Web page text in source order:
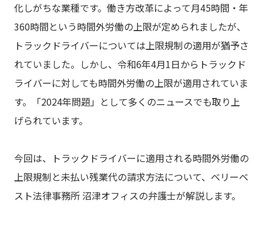
化しがちな業種です。働き方改革によって月45時間・年
360時間という時間外労働の上限が定められましたが、
トラックドライバーについては上限規制の適用が猶予さ
れていました。しかし、令和6年4月1日からトラックド
ライバーに対しても時間外労働の上限が適用されていま
す。「2024年問題」として多くのニュースでも取り上
げられています。
今回は、トラックドライバーに適用される時間外労働の
上限規制と未払い残業代の請求方法について、ベリーベ
スト法律事務所 沼津オフィスの弁護士が解説します。